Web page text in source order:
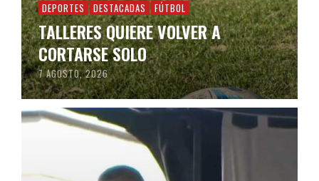
DEPORTES DESTACADAS FÚTBOL
TALLERES QUIERE VOLVER A
CORTARSE SOLO
7 AGOSTO, 2026